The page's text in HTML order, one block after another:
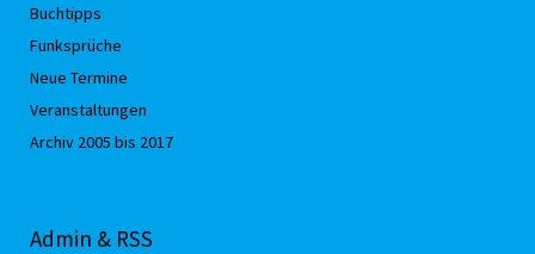
Buchtipps
Funksprüche
Neue Termine
Veranstaltungen
Archiv 2005 bis 2017
Admin & RSS